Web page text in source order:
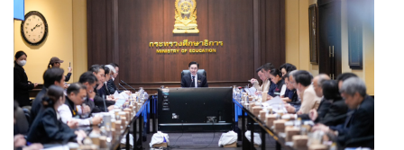
TAGS: SCBX
CardX
ปัญญาประดิษฐ์ (Artificial intelligence - AI)
EXUS
Asean
เทคโนโลยี หนี้ครัวเรือน
บัตรเครดิต
สินเชื่อ
Thailand